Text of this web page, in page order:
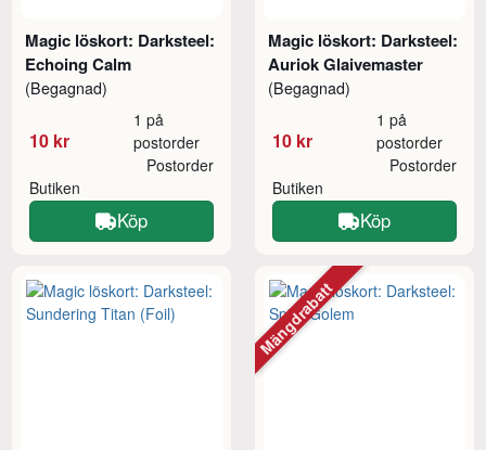
Magic löskort: Darksteel:
Echoing Calm
(Begagnad)
10 kr
1 på
postorder
Butiken
Postorder
Köp
Magic löskort: Darksteel:
Auriok Glaivemaster
(Begagnad)
10 kr
1 på
postorder
Butiken
Postorder
Köp
Mängdrabatt